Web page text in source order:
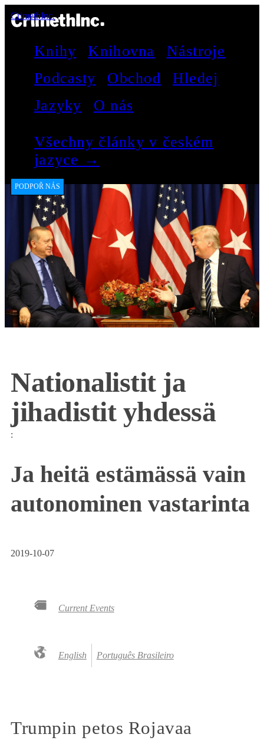
CrimethInc.
Knihy Knihovna
Nástroje
Podcasty
Obchod
Hledej
Jazyky
O nás
Všechny články v českém
jazyce →
PODPOŘ NÁS
Nationalistit ja
jihadistit yhdessä
:
Ja heitä estämässä vain
autonominen vastarinta
2019-10-07
Current Events
English Português Brasileiro
Trumpin petos Rojavaa